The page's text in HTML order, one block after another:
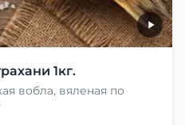
1кг.
вобла, вяленая по